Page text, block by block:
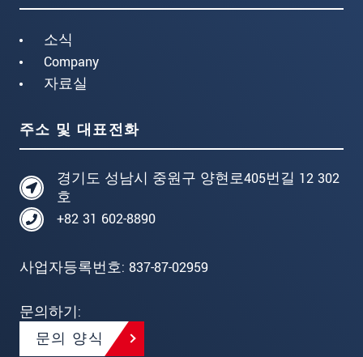
소식
Company
자료실
주소 및 대표전화
경기도 성남시 중원구 양현로405번길 12 302
호
+82 31 602-8890
사업자등록번호: 837-87-02959
문의하기:
문의 양식